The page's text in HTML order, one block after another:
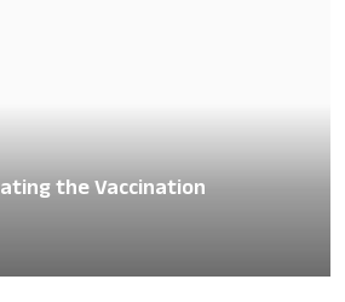
the Vaccination